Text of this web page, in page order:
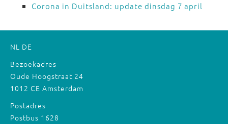
Corona in Duitsland: update dinsdag 7 april
NL DE
Bezoekadres
Oude Hoogstraat 24
1012 CE Amsterdam
Postadres
Postbus 1628